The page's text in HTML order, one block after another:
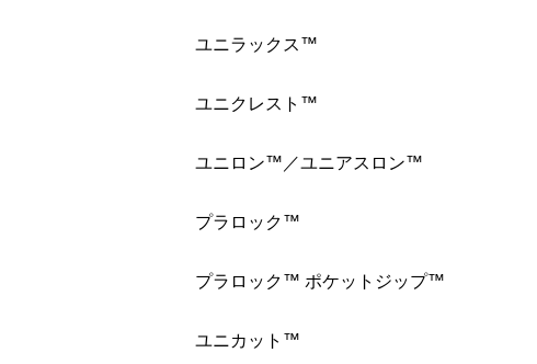
ユニラックス™
ユニクレスト™
ユニロン™／ユニアスロン™
プラロック™
プラロック™ ポケットジップ™
ユニカット™